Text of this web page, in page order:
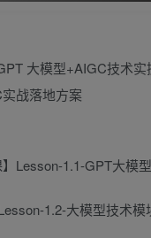
Lesson-1.1-GPT大模
1.2-大模型技术